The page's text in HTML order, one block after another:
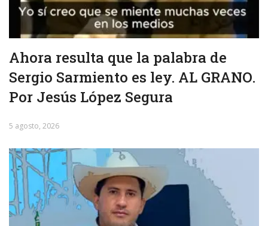
Ahora resulta que la palabra de
Sergio Sarmiento es ley. AL GRANO.
Por Jesús López Segura
5 agosto, 2026